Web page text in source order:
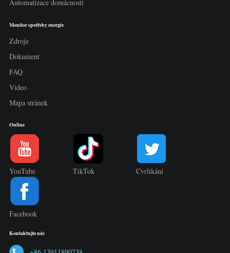
Automatizace domácnosti
Monitor spotřeby energie
Zdroje
Dokument
FAQ
Video
Mapa stránek
Online
YouTube TikTok Cvrlikání
Facebook
Kontaktujte nás